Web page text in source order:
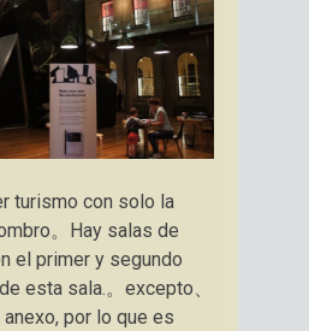
turismo con solo la
。Hay salas de
el primer y segundo
esta sala.。excepto、
anexo, por lo que es